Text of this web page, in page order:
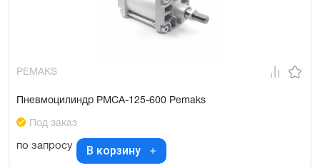
PEMAKS
Пневмоцилиндр PMCA-125-600 Pemaks
Под заказ
по запросу В корзину